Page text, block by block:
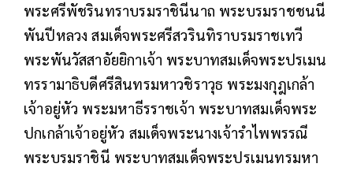
พระศรีพัชรินทราบรมราชินีนาถ พระบรมราชชนนี
พันปีหลวง สมเด็จพระศรีสวรินทิราบรมราชเทวี
พระพันวัสสาอัยยิกาเจ้า พระบาทสมเด็จพระปรเมน
ทรรามาธิบดีศรีสินทรมหาวชิราวุธ พระมงกุฎเกล้า
เจ้าอยู่หัว พระมหาธีรราชเจ้า พระบาทสมเด็จพระ
ปกเกล้าเจ้าอยู่หัว สมเด็จพระนางเจ้ารำไพพรรณี
พระบรมราชินี พระบาทสมเด็จพระปรเมนทรมหา